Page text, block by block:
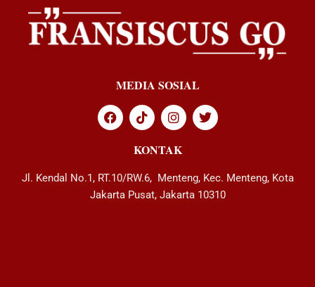
MEDIA SOSIAL
KONTAK
Jl. Kendal No.1, RT.10/RW.6, Menteng, Kec. Menteng, Kota
Jakarta Pusat, Jakarta 10310